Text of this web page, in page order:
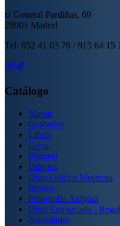
c/ General Pardiñas, 69
28001 Madrid
Tel: 652 41 03 78 / 915 64 15
Catálogo
Mapas
Grabados
Libros
Goya
Piranesi
Dibujos
Obra Gráfica Moderna
Posters
Fotografía Antigua
Obra Enmarcada -
Novedades